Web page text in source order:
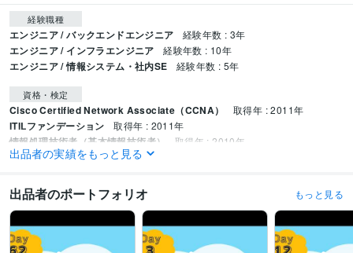
経験職種
エンジニア / バックエンドエンジニア 経験年数 : 3年
エンジニア / インフラエンジニア 経験年数 : 10年
エンジニア / 情報システム・社内SE 経験年数 : 5年
資格・検定
Cisco Certified Network Associate（CCNA） 取得年 : 2011年
ITILファンデーション 取得年 : 2011年
情報処理技術者（基本情報技術者） 取得年 : 2010年
VBA:10年
Google Apps Script:2年オンプレミス:5年
ビジネス・クリエイティブツール
Access:10年 Excel:13年 PowerPoint:13年 Word:13年 kintone:1年Canva:3年
出品者の実績をもっと見る
出品者のポートフォリオ もっと見る